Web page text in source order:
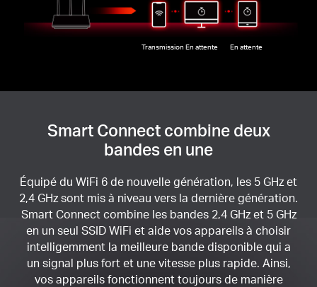
Transmission En attente En attente
Smart Connect combine deux
bandes en une
Équipé du WiFi 6 de nouvelle génération, les 5 GHz et
2,4 GHz sont mis à niveau vers la dernière génération.
Smart Connect combine les bandes 2,4 GHz et 5 GHz
en un seul SSID WiFi et aide vos appareils à choisir
intelligemment la meilleure bande disponible qui a
un signal plus fort et une vitesse plus rapide. Ainsi,
vos appareils fonctionnent toujours de manière